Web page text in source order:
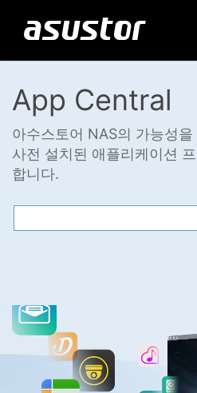
App Central
아수스토어 NAS의 가능성
사전 설치된 애플리케이션
합니다.